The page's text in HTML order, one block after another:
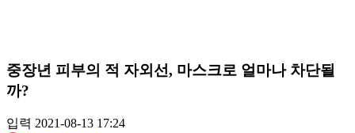
중장년 피부의 적 자외선, 마스크로 얼마나 차단될
까?
입력 2021-08-13 17:24